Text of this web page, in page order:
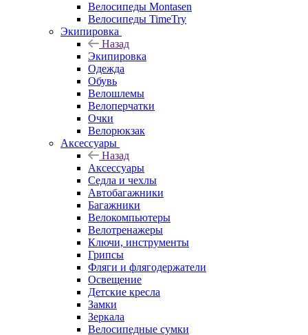
Велосипеды Montasen
Велосипеды TimeTry
Экипировка
Назад
Экипировка
Одежда
Обувь
Велошлемы
Велоперчатки
Очки
Велорюкзак
Аксессуары
Назад
Аксессуары
Седла и чехлы
Автобагажники
Багажники
Велокомпьютеры
Велотренажеры
Ключи, инструменты
Грипсы
Фляги и флягодержатели
Освещение
Детские кресла
Замки
Зеркала
Велосипедные сумки